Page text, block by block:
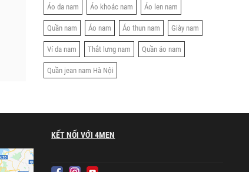
Áo da nam Áo khoác nam Áo len nam
Quần nam Áo nam Áo thun nam Giày nam
Ví da nam Thắt lưng nam Quần áo nam
Quần jean nam Hà Nội
KẾT NỐI VỚI 4MEN